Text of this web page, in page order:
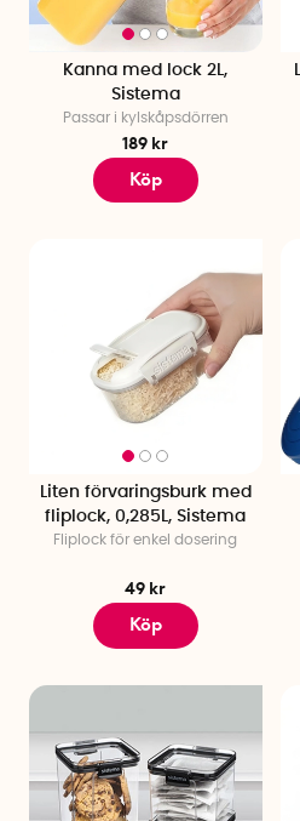
Kanna med lock 2L,
Sistema
Passar i kylskåpsdörren
189 kr
Köp
Liten förvaringsburk med
fliplock, 0,285L, Sistema
Fliplock för enkel dosering
49 kr
Köp